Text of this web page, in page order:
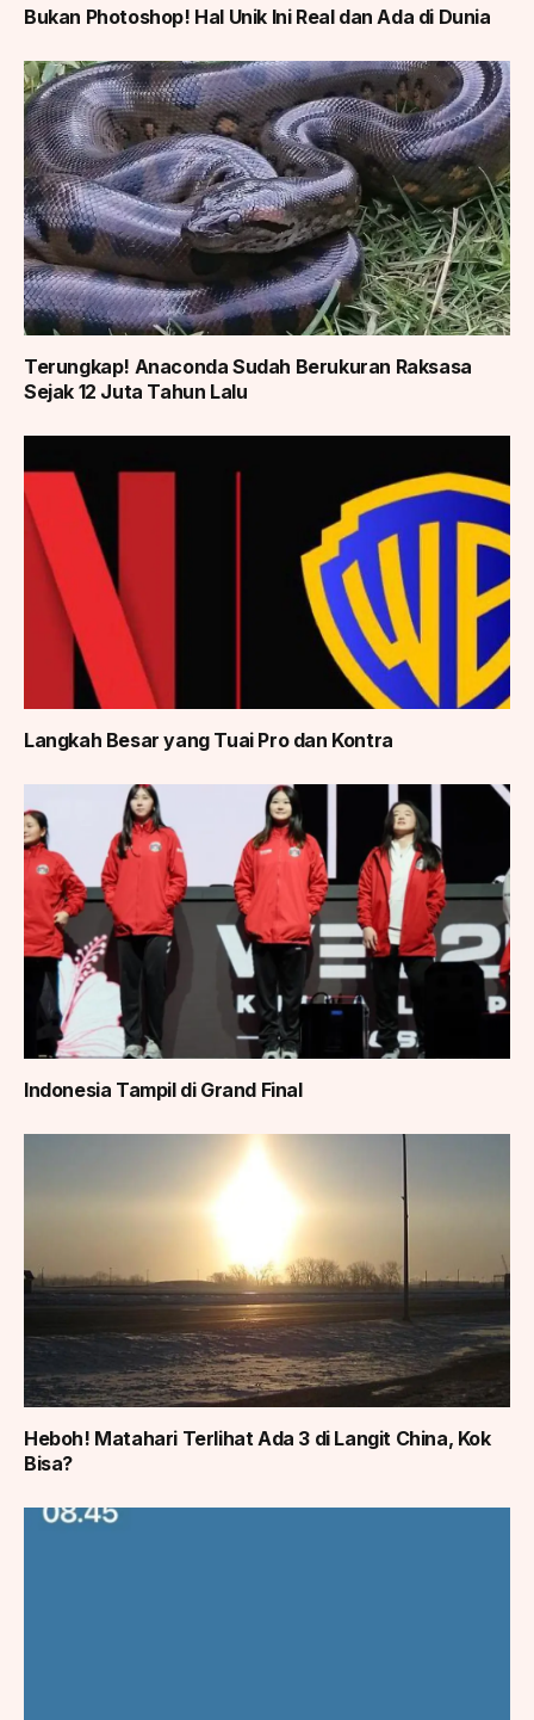
Bukan Photoshop! Hal Unik Ini Real dan Ada di Dunia
Terungkap! Anaconda Sudah Berukuran Raksasa
Sejak 12 Juta Tahun Lalu
Langkah Besar yang Tuai Pro dan Kontra
Indonesia Tampil di Grand Final
Heboh! Matahari Terlihat Ada 3 di Langit China, Kok
Bisa?